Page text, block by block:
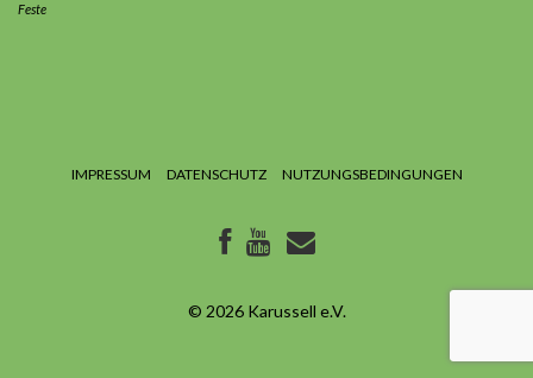
Feste
IMPRESSUM DATENSCHUTZ NUTZUNGSBEDINGUNGEN
© 2026 Karussell e.V.